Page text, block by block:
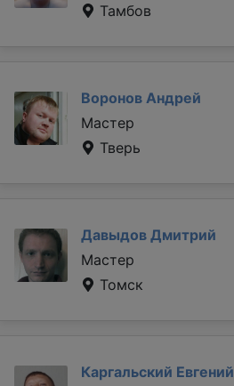
Тамбов
Воронов Андрей
Мастер
Тверь
Давыдов Дмитрий
Мастер
Томск
Каргальский Евгений